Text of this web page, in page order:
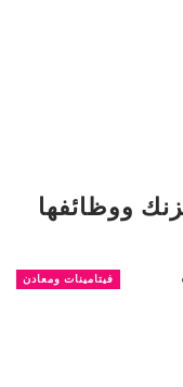
ووظائفها
فيتامينات ومعادن